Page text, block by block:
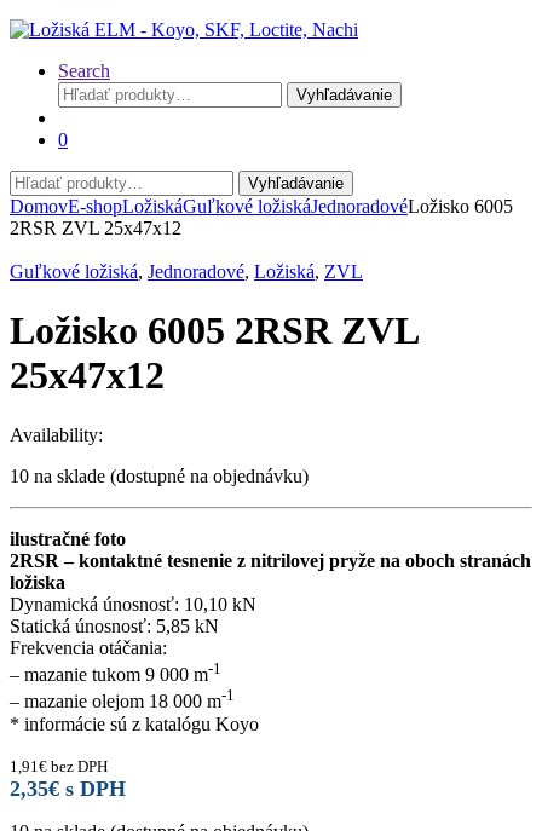
Search
Hľadať:
Vyhľadávanie
0
Hľadať:
Vyhľadávanie
DomovE-shopLožiskáGuľkové ložiskáJednoradovéLožisko 6005
2RSR ZVL 25x47x12
Guľkové ložiská, Jednoradové, Ložiská, ZVL
Ložisko 6005 2RSR ZVL
25x47x12
Availability:
10 na sklade (dostupné na objednávku)
ilustračné foto
2RSR – kontaktné tesnenie z nitrilovej pryže na oboch stranách
ložiska
Dynamická únosnosť: 10,10 kN
Statická únosnosť: 5,85 kN
Frekvencia otáčania:
– mazanie tukom 9 000 m-1
– mazanie olejom 18 000 m-1
* informácie sú z katalógu Koyo
1,91 € bez DPH
2,35€ s DPH